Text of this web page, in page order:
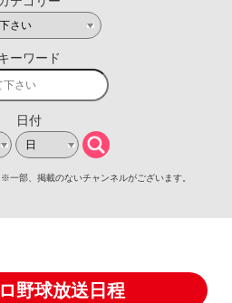
野球放送日程